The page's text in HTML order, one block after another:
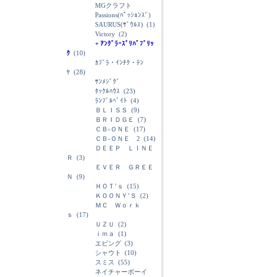
MGクラフト
Passions(ﾊﾟｯｼｮﾝｽﾞ)
SAURUS(ｻﾞｳﾙｽ) (1)
Victory (2)
+ ｱﾝｸﾞﾗｰｽﾞﾘﾊﾟﾌﾞﾘｯ
ｸ (10)
ｶﾌﾞﾗ・ｲﾝﾁｸ・ﾃﾝ
ﾔ (28)
ｻﾝﾒｼﾞｸﾞ
ﾀｯｸﾙﾊｳｽ (23)
ﾗﾝﾌﾞﾙﾍﾞｲﾄ (4)
ＢＬＩＳＳ
(9)
ＢＲＩＤＧＥ
(7)
ＣＢ-ＯＮＥ
(17)
ＣＢ-ＯＮＥ 2 (14)
ＤＥＥＰ ＬＩＮＥ
Ｒ
(3)
ＥＶＥＲ ＧＲＥＥ
Ｎ
(9)
ＨＯＴ’ｓ
(15)
ＫＯＯＮＹ’Ｓ
(2)
ＭＣ Ｗｏｒｋ
ｓ
(17)
ＵＺＵ
(2)
ｉｍａ
(1)
エビング (3)
シャウト
(10)
スミス
(55)
ネイチャーボーイ